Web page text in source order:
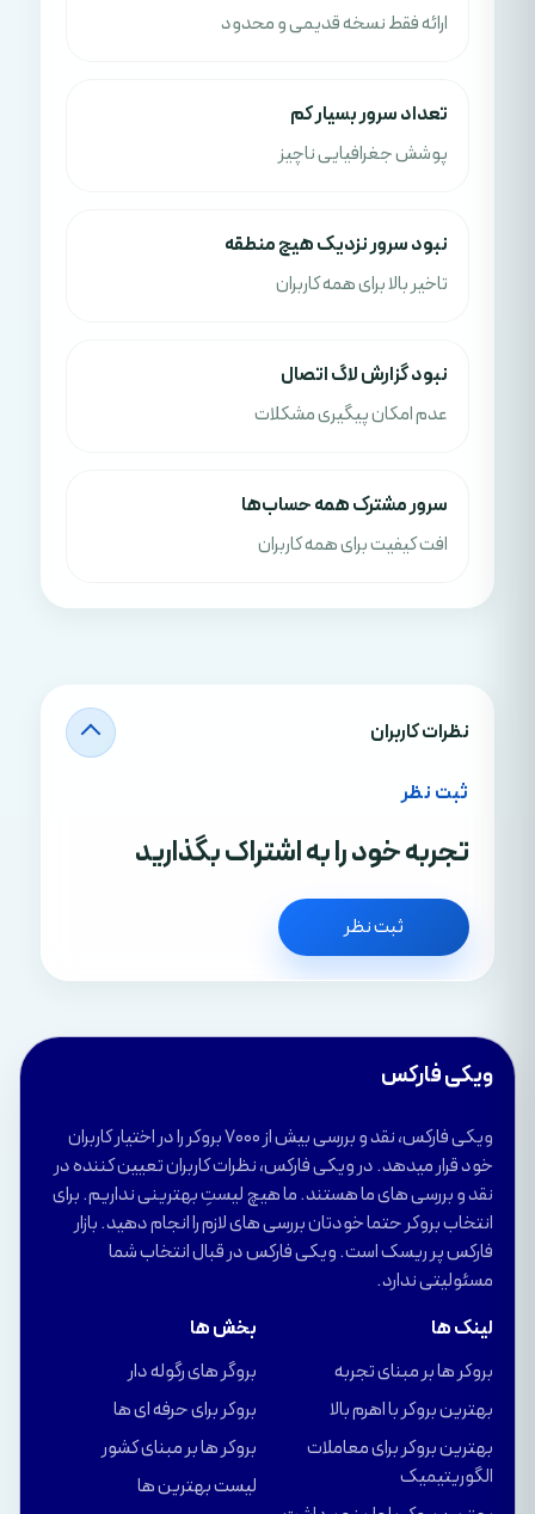
ارائه فقط نسخه قدیمی و محدود
تعداد سرور بسیار کم
پوشش جغرافیایی ناچیز
نبود سرور نزدیک هیچ منطقه
تاخیر بالا برای همه کاربران
نبود گزارش لاگ اتصال
عدم امکان پیگیری مشکلات
سرور مشترک همه حساب‌ها
افت کیفیت برای همه کاربران
نظرات کاربران
ثبت نظر
تجربه خود را به اشتراک بگذارید
ثبت نظر
ویکی فارکس
ویکی فارکس، نقد و بررسی بیش از 7000 بروکر را در اختیار کاربران
خود قرار میدهد. در ویکی فارکس، نظرات کاربران تعیین کننده در
نقد و بررسی های ما هستند. ما هیچ لیستِ بهترینی نداریم. برای
انتخاب بروکر حتما خودتان بررسی های لازم را انجام دهید. بازار
فارکس پر ریسک است. ویکی فارکس در قبال انتخاب شما
مسئولیتی ندارد.
لینک ها
بروکر ها بر مبنای تجربه
بهترین بروکر با اهرم بالا
بهترین بروکر برای معاملات
الگوریتیمیک
بخش ها
بروگر های رگوله دار
بروکر برای حرفه ای ها
بروکر ها بر مبنای کشور
لیست بهترین ها